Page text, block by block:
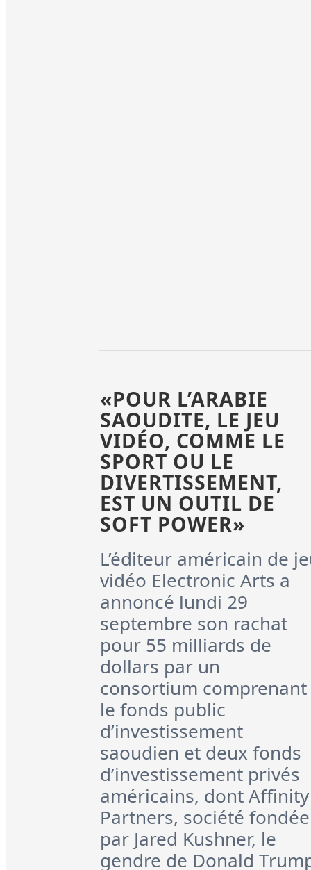
«POUR L’ARABIE
SAOUDITE, LE JEU
VIDÉO, COMME LE
SPORT OU LE
DIVERTISSEMENT,
EST UN OUTIL DE
SOFT POWER»
L’éditeur américain de
vidéo Electronic Arts a
annoncé lundi 29
septembre son rachat
pour 55 milliards de
dollars par un
consortium comprenant
le fonds public
d’investissement
saoudien et deux fonds
d’investissement privés
américains, dont Affinity
Partners, société fondée
par Jared Kushner, le
gendre de Donald